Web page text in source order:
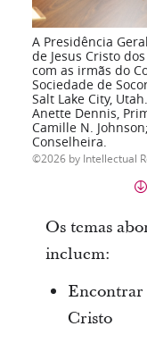
A Presidência
de Jesus Cristo
com as irmãs do
Sociedade de
Salt Lake City,
Anette Dennis,
Camille N.
Conselheira.
2026 by Intellectual
Os temas
incluem:
Encontrar
Cristo